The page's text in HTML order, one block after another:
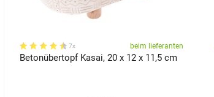
7x beim lieferanten
Betonübertopf Kasai, 20 x 12 x 11,5 cm